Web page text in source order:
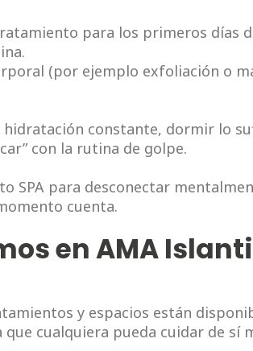
para los primeros días
(por ejemplo exfoliación o
constante, dormir lo
con la rutina de golpe.
SPA para desconectar
cuenta.
en AMA
y espacios están
cualquiera pueda cuidar de sí